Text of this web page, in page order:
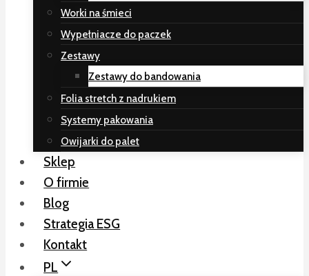
Worki na śmieci
Wypełniacze do paczek
Zestawy
Zestawy do bandowania
Folia stretch z nadrukiem
Systemy pakowania
Owijarki do palet
Sklep
O firmie
Blog
Strategia ESG
Kontakt
PL